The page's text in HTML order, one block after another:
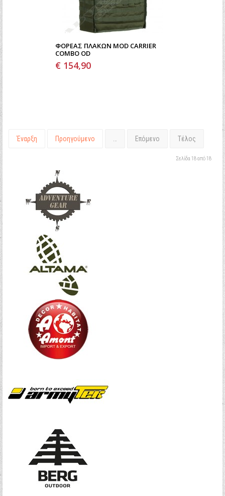
ΦΟΡΈΑΣ ΠΛΑΚΏΝ MOD CARRIER
COMBO OD
€ 154,90
Έναρξη Προηγούμενο Επόμενο Τέλος
Σελίδα 18 από 18